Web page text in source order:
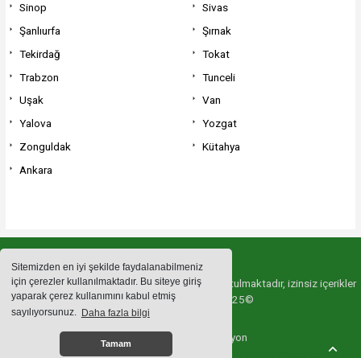
Sitemizden en iyi şekilde faydalanabilmeniz
için çerezler kullanılmaktadır. Bu siteye giriş
yaparak çerez kullanımını kabul etmiş
sayılıyorsunuz. Daha fazla bilgi
Tamam
Sinop
Sivas
Şanlıurfa
Şırnak
Tekirdağ
Tokat
Trabzon
Tunceli
Uşak
Van
Yalova
Yozgat
Zonguldak
Kütahya
Ankara
Sitemizde bulunan içeriklerin tüm hakları saklı tutulmaktadır, izinsiz içerikler
kullanılamaz. Copyright 2025©
Haber Yazılımı:
Web Aksiyon
haber yazılımı
haber scripti haber script